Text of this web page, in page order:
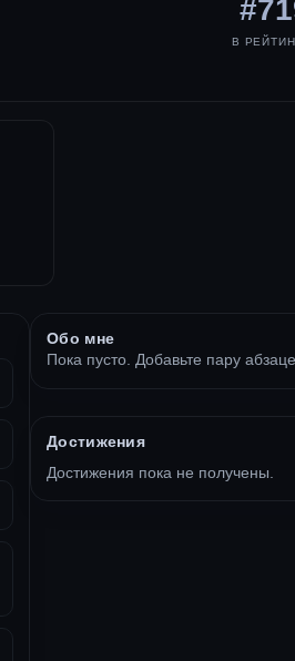
В
Обо мне
Пока пусто. Добавьте пару
Достижения
Достижения пока не получены.